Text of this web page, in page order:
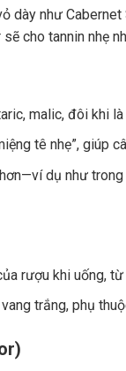
dày như Cabernet
cho tannin nhẹ
malic, đôi khi
tê nhẹ”, giúp
dụ như
rượu khi uống,
trắng, phụ